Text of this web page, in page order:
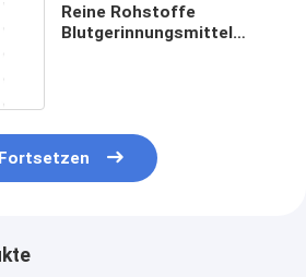
Reine Rohstoffe
Blutgerinnungsmittel
Fortsetzen